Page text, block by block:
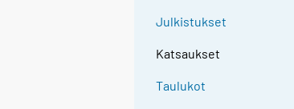
Julkistukset
Katsaukset
Taulukot